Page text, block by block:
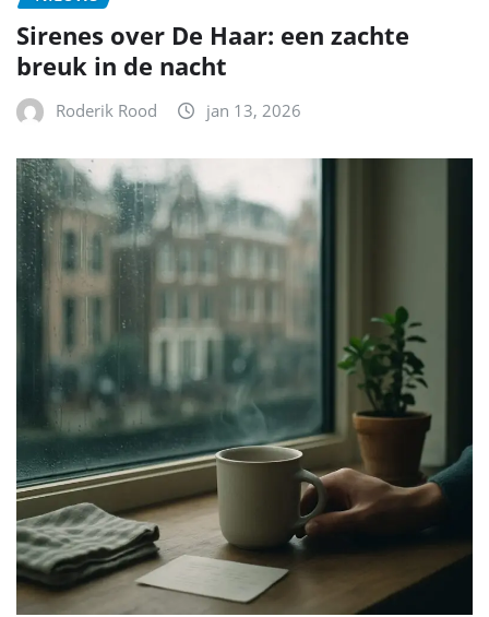
Sirenes over De Haar: een zachte
breuk in de nacht
Roderik Rood jan 13, 2026